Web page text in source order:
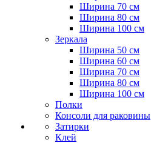
Ширина 70 см
Ширина 80 см
Ширина 100 см
Зеркала
Ширина 50 см
Ширина 60 см
Ширина 70 см
Ширина 80 см
Ширина 100 см
Полки
Консоли для раковины
Затирки
Клей